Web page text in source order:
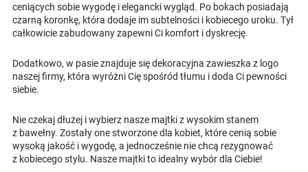
ceniących sobie wygodę i elegancki wygląd. Po bokach posiadają
czarną koronkę, która dodaje im subtelności i kobiecego uroku. Tył
całkowicie zabudowany zapewni Ci komfort i dyskrecję.
Dodatkowo, w pasie znajduje się dekoracyjna zawieszka z logo
naszej firmy, która wyróżni Cię spośród tłumu i doda Ci pewności
siebie.
Nie czekaj dłużej i wybierz nasze majtki z wysokim stanem
z bawełny. Zostały one stworzone dla kobiet, które cenią sobie
wysoką jakość i wygodę, a jednocześnie nie chcą rezygnować
z kobiecego stylu. Nasze majtki to idealny wybór dla Ciebie!